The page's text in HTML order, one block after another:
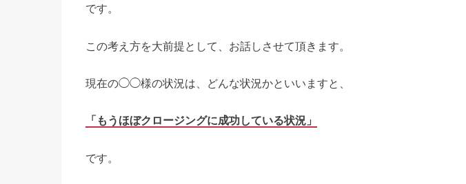
です。
この考え方を大前提として、お話しさせて頂きます。
現在の◯◯様の状況は、どんな状況かといいますと、
「もうほぼクロージングに成功している状況」
です。